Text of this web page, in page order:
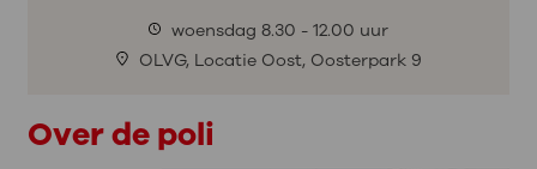
woensdag 8.30 - 12.00 uur
OLVG, Locatie Oost, Oosterpark 9
Over de poli